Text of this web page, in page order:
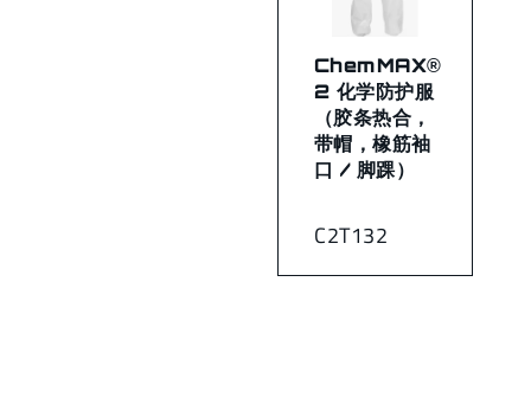
C2T132
ChemMAX®
2 化学防护服
（胶条热合，
带帽，橡筋袖
口 / 脚踝）